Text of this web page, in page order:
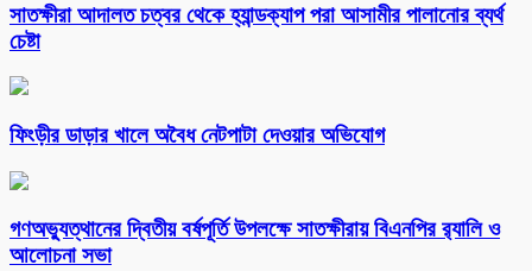
সাতক্ষীরা আদালত চত্বর থেকে হ্যান্ডক্যাপ পরা আসামীর পালানোর ব্যর্থ
চেষ্টা
ফিংড়ীর ডাড়ার খালে অবৈধ নেটপাটা দেওয়ার অভিযোগ
গণঅভ্যুত্থানের দ্বিতীয় বর্ষপূর্তি উপলক্ষে সাতক্ষীরায় বিএনপির র‌্যালি ও
আলোচনা সভা